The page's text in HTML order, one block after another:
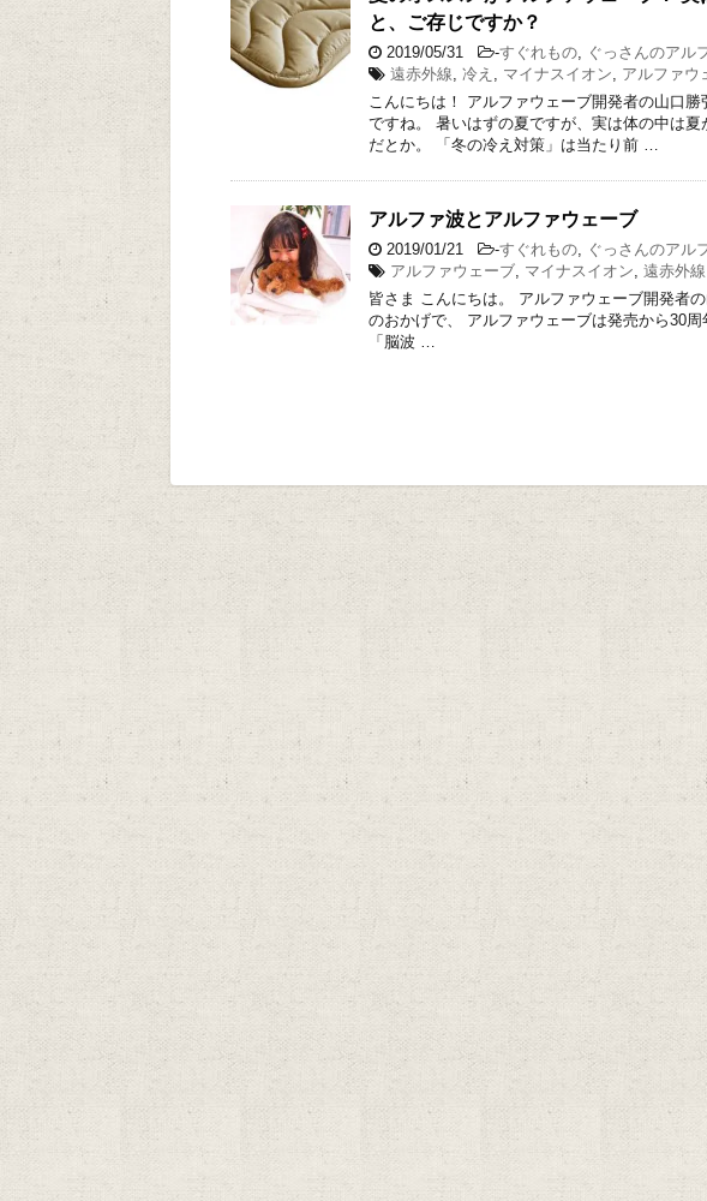
と、ご存じですか？
2019/05/31 -すぐれもの
ぐっさんのアル
遠赤外線 冷え マイナスイオン
アルファウ
こんにちは！ アルファウェーブ開発者の山口
ですね。 暑いはずの夏ですが、実は体の中は
だとか。 「冬の冷え対策」は当たり前 …
アルファ波とアルファウェーブ
2019/01/21 -すぐれもの
ぐっさんのアル
アルファウェーブ マイナスイオン 遠赤外線
皆さま こんにちは。 アルファウェーブ開発者
のおかげで、 アルファウェーブは発売から30
「脳波 …